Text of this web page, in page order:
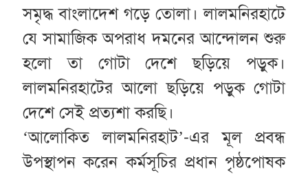
সমৃদ্ধ বাংলাদেশ গড়ে তোলা। লালমনিরহাটে
যে সামাজিক অপরাধ দমনের আন্দোলন শুরু
হলো তা গোটা দেশে ছড়িয়ে পড়ুক।
লালমনিরহাটের আলো ছড়িয়ে পড়ুক গোটা
দেশে সেই প্রত্যশা করছি।
‘আলোকিত লালমনিরহাট’-এর মূল প্রবন্ধ
উপস্থাপন করেন কর্মসূচির প্রধান পৃষ্ঠপোষক